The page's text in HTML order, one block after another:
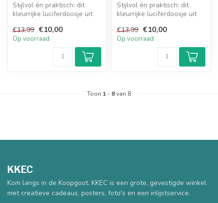
Stijlvol én praktisch: dit
kleurrijke luciferdoosje uit
€13,99 €10,00
Op voorraad
Stijlvol én praktisch: dit
kleurrijke luciferdoosje uit
€13,99 €10,00
Op voorraad
Toon 1 - 8van 8
KKEC
Kom langs in de Koopgoot. KKEC is een grote, gevestigde winkel
met creatieve cadeaus, posters, foto's en een inlijstservice.